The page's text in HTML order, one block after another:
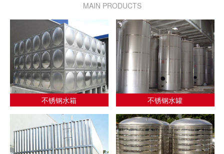
MAIN PRODUCTS
不锈钢水箱 不锈钢水罐